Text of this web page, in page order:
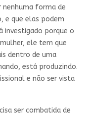
forma de
e que elas podem
investigado porque o
ele tem que
dentro de uma
está produzindo.
e não ser vista
ser combatida de